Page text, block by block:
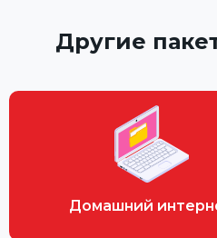
Другие
Домашний